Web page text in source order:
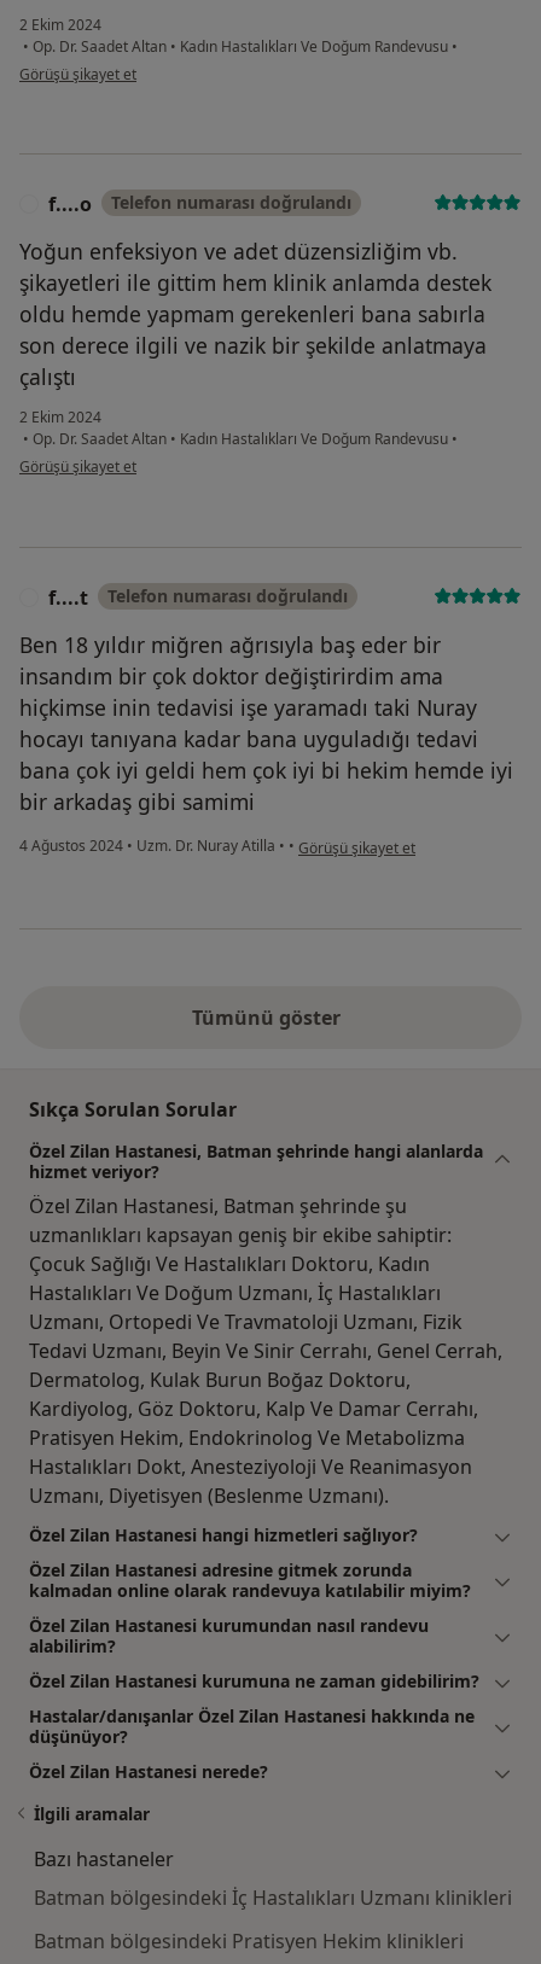
2 Ekim 2024
• Op. Dr. Saadet Altan • Kadın Hastalıkları Ve Doğum Randevusu •
kullanıcının görüşüne göre f....k
Görüşü şikayet et
f....o Telefon numarası doğrulandı
Yoğun enfeksiyon ve adet düzensizliğim vb.
şikayetleri ile gittim hem klinik anlamda destek
oldu hemde yapmam gerekenleri bana sabırla
son derece ilgili ve nazik bir şekilde anlatmaya
çalıştı
2 Ekim 2024
• Op. Dr. Saadet Altan • Kadın Hastalıkları Ve Doğum Randevusu •
kullanıcının görüşüne göre f....o
Görüşü şikayet et
f....t Telefon numarası doğrulandı
Ben 18 yıldır miğren ağrısıyla baş eder bir
insandım bir çok doktor değiştirirdim ama
hiçkimse inin tedavisi işe yaramadı taki Nuray
hocayı tanıyana kadar bana uyguladığı tedavi
bana çok iyi geldi hem çok iyi bi hekim hemde iyi
bir arkadaş gibi samimi
4 Ağustos 2024 • Uzm. Dr. Nuray Atilla • • kullanıcının görüşüne göre f....t
Görüşü şikayet et
Tümünü göster
Sıkça Sorulan Sorular
Özel Zilan Hastanesi, Batman şehrinde hangi alanlarda
hizmet veriyor?
Özel Zilan Hastanesi, Batman şehrinde şu
uzmanlıkları kapsayan geniş bir ekibe sahiptir:
Çocuk Sağlığı Ve Hastalıkları Doktoru, Kadın
Hastalıkları Ve Doğum Uzmanı, İç Hastalıkları
Uzmanı, Ortopedi Ve Travmatoloji Uzmanı, Fizik
Tedavi Uzmanı, Beyin Ve Sinir Cerrahı, Genel Cerrah,
Dermatolog, Kulak Burun Boğaz Doktoru,
Kardiyolog, Göz Doktoru, Kalp Ve Damar Cerrahı,
Pratisyen Hekim, Endokrinolog Ve Metabolizma
Hastalıkları Dokt, Anesteziyoloji Ve Reanimasyon
Uzmanı, Diyetisyen (Beslenme Uzmanı).
Özel Zilan Hastanesi hangi hizmetleri sağlıyor?
Özel Zilan Hastanesi adresine gitmek zorunda
kalmadan online olarak randevuya katılabilir miyim?
Özel Zilan Hastanesi kurumundan nasıl randevu
alabilirim?
Özel Zilan Hastanesi kurumuna ne zaman gidebilirim?
Hastalar/danışanlar Özel Zilan Hastanesi hakkında ne
düşünüyor?
Özel Zilan Hastanesi nerede?
İlgili aramalar
Bazı hastaneler
Batman bölgesindeki İç Hastalıkları Uzmanı klinikleri
Batman bölgesindeki Pratisyen Hekim klinikleri